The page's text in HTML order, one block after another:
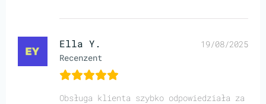
Ella Y.
Recenzent
19/08/2025
Obsługa klienta szybko odpowiedziała za